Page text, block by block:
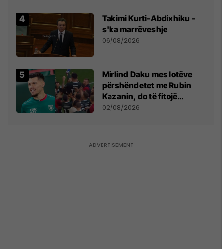
Takimi Kurti-Abdixhiku -
s'ka marrëveshje
06/08/2026
Mirlind Daku mes lotëve
përshëndetet me Rubin
Kazanin, do të fitojë
miliona te Spartak Moska
02/08/2026